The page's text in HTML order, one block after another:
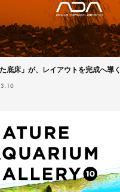
た底床」が、レイアウトを完成へ導く